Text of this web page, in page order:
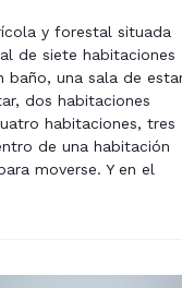
y forestal situada
de siete habitaciones
baño, una sala de
dos habitaciones
habitaciones, tres
de una habitación
moverse. Y en el